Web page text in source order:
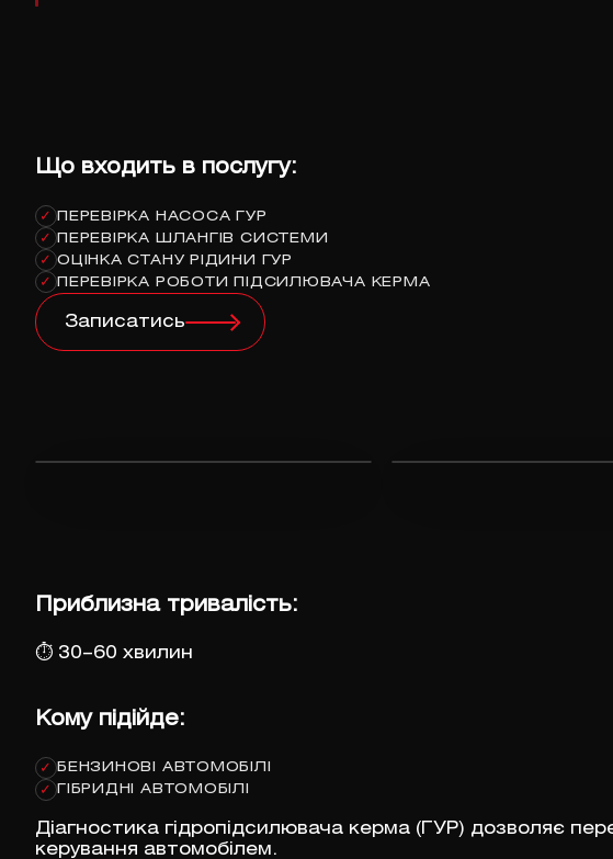
Що входить в послугу:
✓ ПЕРЕВІРКА НАСОСА ГУР
✓
ПЕРЕВІРКА ШЛАНГІВ СИСТЕМИ
✓
ОЦІНКА СТАНУ РІДИНИ ГУР
✓
ПЕРЕВІРКА РОБОТИ ПІДСИЛЮВАЧА КЕРМА
Записатись
Приблизна тривалість:
⏱ 30–60 хвилин
Кому підійде:
✓ БЕНЗИНОВІ АВТОМОБІЛІ
✓
ГІБРИДНІ АВТОМОБІЛІ
Діагностика гідропідсилювача керма (ГУР) дозволяє
керування автомобілем.